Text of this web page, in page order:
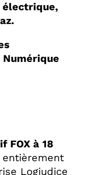
électrique,
FOX à 18
Logiudice